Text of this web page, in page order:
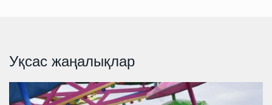
Уқсас жаңалықлар